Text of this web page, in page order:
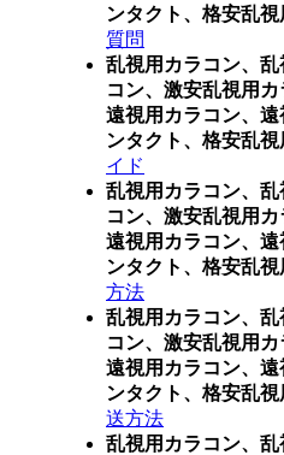
ンタクト、格安乱
質問
乱視用カラコン、
コン、激安乱視用カ
遠視用カラコン、
ンタクト、格安乱
イド
乱視用カラコン、
コン、激安乱視用カ
遠視用カラコン、
ンタクト、格安乱
方法
乱視用カラコン、
コン、激安乱視用カ
遠視用カラコン、
ンタクト、格安乱
送方法
乱視用カラコン、